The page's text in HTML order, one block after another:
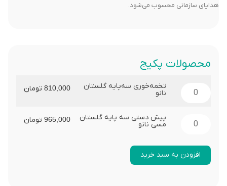
هدایای سازمانی محسوب می‌شود.
محصولات پکیج
تخمه‌خوری سه‌پایه گلستان
نانو
810,000 تومان
پیش دستی سه پایه گلستان
مسی نانو
965,000 تومان
افزودن به سبد خرید